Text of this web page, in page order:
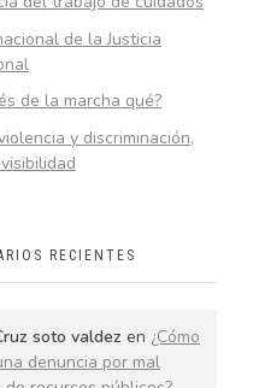
de la Justicia
de la marcha qué?
y discriminación,
RECIENTES
soto valdez en ¿Cómo
denuncia por mal